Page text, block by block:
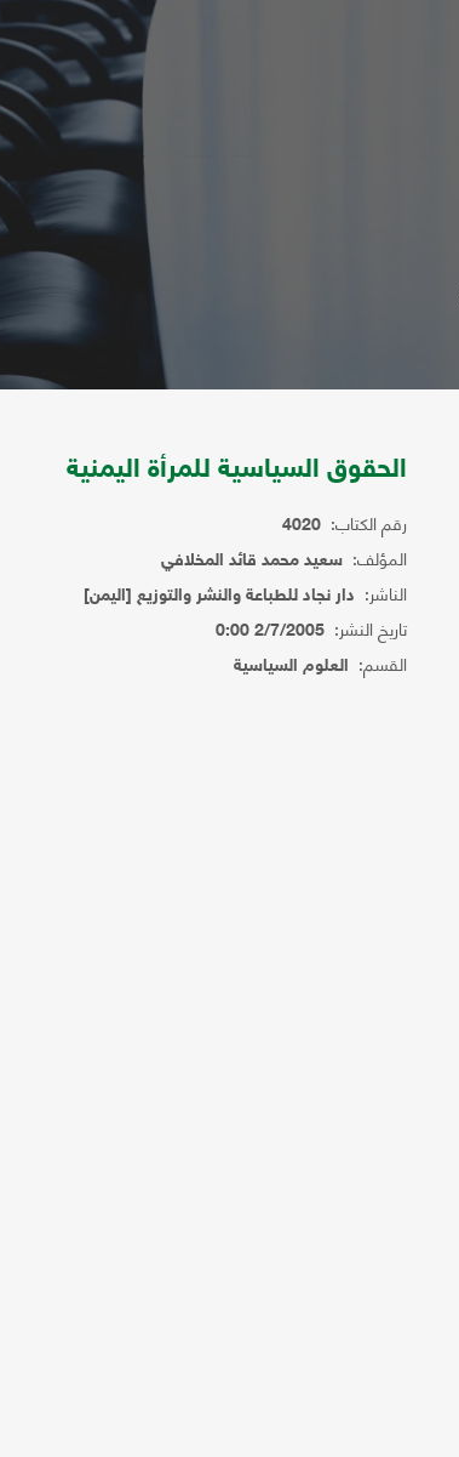
الحقوق السياسية للمرأة اليمنية
رقم الكتاب: 4020
المؤلف: سعيد محمد قائد المخلافي
الناشر: دار نجاد للطباعة والنشر والتوزيع [اليمن]
تاريخ النشر: 2/7/2005 0:00
القسم: العلوم السياسية